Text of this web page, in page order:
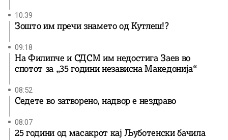
10:39
Зошто им пречи знамето од Кутлеш!?
09:18
На Филипче и СДСМ им недостига Заев во
спотот за „35 години независна Македонија“
08:52
Седете во затворено, надвор е нездраво
08:07
25 години од масакрот кај Љуботенски бачила